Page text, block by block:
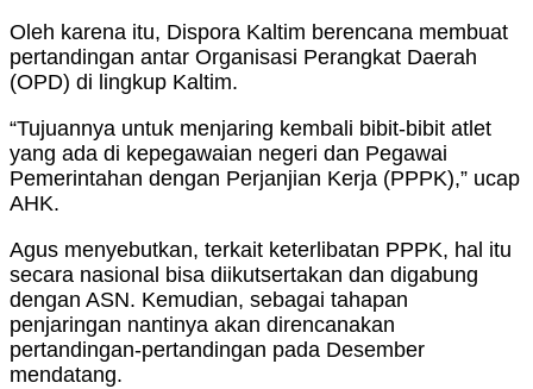
Oleh karena itu, Dispora Kaltim berencana membuat
pertandingan antar Organisasi Perangkat Daerah
(OPD) di lingkup Kaltim.
“Tujuannya untuk menjaring kembali bibit-bibit atlet
yang ada di kepegawaian negeri dan Pegawai
Pemerintahan dengan Perjanjian Kerja (PPPK),” ucap
AHK.
Agus menyebutkan, terkait keterlibatan PPPK, hal itu
secara nasional bisa diikutsertakan dan digabung
dengan ASN. Kemudian, sebagai tahapan
penjaringan nantinya akan direncanakan
pertandingan-pertandingan pada Desember
mendatang.